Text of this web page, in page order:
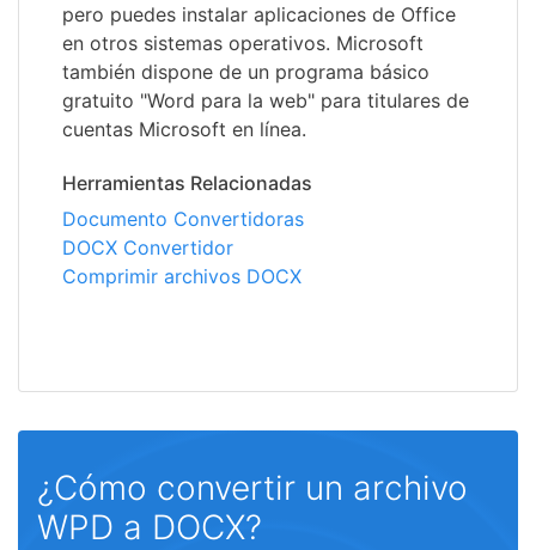
pero puedes instalar aplicaciones de Office
en otros sistemas operativos. Microsoft
también dispone de un programa básico
gratuito "Word para la web" para titulares de
cuentas Microsoft en línea.
Herramientas Relacionadas
Documento Convertidoras
DOCX Convertidor
Comprimir archivos DOCX
¿Cómo convertir un archivo
WPD a DOCX?